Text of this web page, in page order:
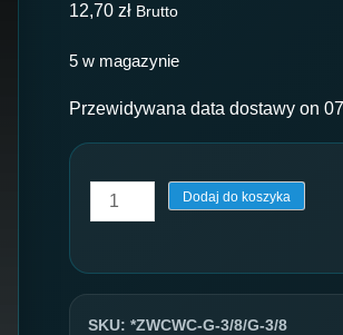
12,70 zł Brutto
5 w magazynie
Przewidywana data dostawy on
ilość
Złącze
3/8''/
Dodaj do koszyka
SKU: *ZWCWC-G-3/8/G-3/8